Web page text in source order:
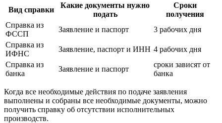
Вид справки
Какие документы нужно
подать
Сроки
получения
Справка из
ФССП
Заявление и паспорт
3 рабочих дня
Справка из
ИФНС
Заявление, паспорт и ИНН 4 рабочих дня
Справка из
банка
Заявление и паспорт
сроки зависят от
банка
Когда все необходимые действия по подаче заявления
выполнены и собраны все необходимые документы, можно
получить справку об отсутствии исполнительных
производств.